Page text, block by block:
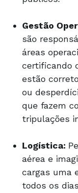
Gestão
são
áreas
certificando
estão
ou
que fazem
tripulações
Logística:
aérea e
cargas uma
todos os